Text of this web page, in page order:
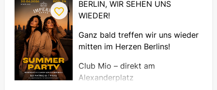
BERLIN, WIR SEHEN UNS
WIEDER!
Ganz bald treffen wir uns wieder
mitten im Herzen Berlins!
Club Mio – direkt am
Alexanderplatz